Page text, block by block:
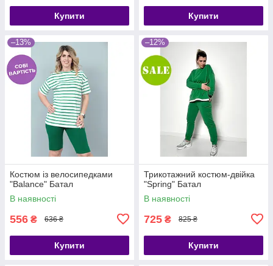
Купити Купити
–13%
Костюм із велосипедками
"Balance" Батал
В наявності
556 ₴ 636 ₴
Купити
–12%
Трикотажний костюм-двійка
"Spring" Батал
В наявності
725 ₴ 825 ₴
Купити